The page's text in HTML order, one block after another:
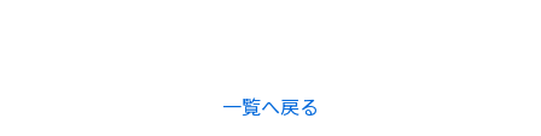
一覧へ戻る